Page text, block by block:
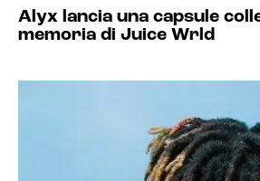
Alyx lancia una capsule
memoria di Juice Wrld